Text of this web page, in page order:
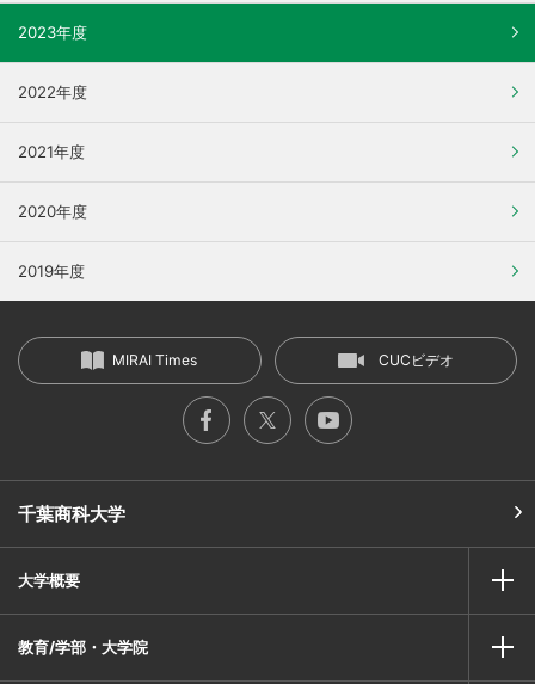
2023年度
2022年度
2021年度
2020年度
2019年度
千葉商科大学
MIRAI Times CUCビデオ
大学概要
教育/学部・大学院